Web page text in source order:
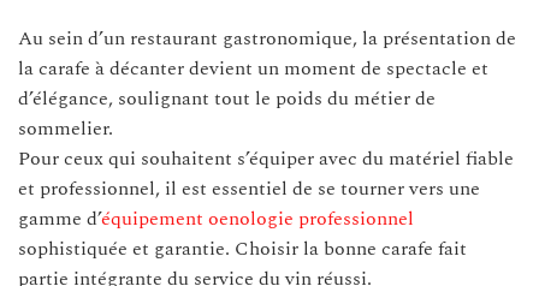
Au sein d’un restaurant gastronomique, la présentation de
la carafe à décanter devient un moment de spectacle et
d’élégance, soulignant tout le poids du métier de
sommelier.
Pour ceux qui souhaitent s’équiper avec du matériel fiable
et professionnel, il est essentiel de se tourner vers une
gamme d’équipement oenologie professionnel
sophistiquée et garantie. Choisir la bonne carafe fait
partie intégrante du service du vin réussi.